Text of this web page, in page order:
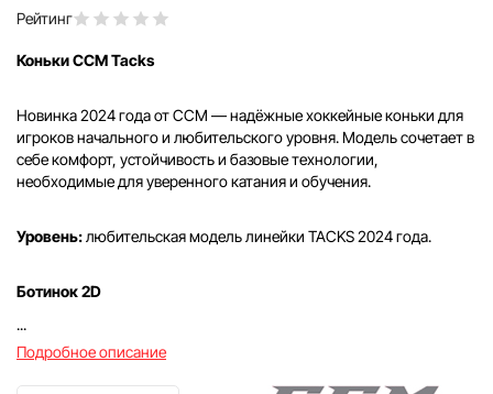
Рейтинг
Коньки CCM Tacks
Новинка 2024 года от CCM — надёжные хоккейные коньки для
игроков начального и любительского уровня. Модель сочетает в
себе комфорт, устойчивость и базовые технологии,
необходимые для уверенного катания и обучения.
Уровень:любительская модель линейки TACKS 2024 года.
Ботинок 2D
...
Подробное описание